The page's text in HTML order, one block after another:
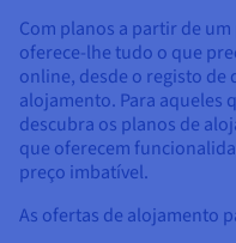
Com planos a partir de
oferece-lhe tudo o que
online, desde o registo de
alojamento. Para aqueles
descubra os planos de
que oferecem
preço imbatível.
As ofertas de alojamento